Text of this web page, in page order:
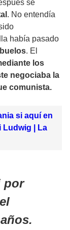
se
. No entendía
había pasado
. El
los
negociaba la
comunista.
si aquí en
Ludwig | La
por